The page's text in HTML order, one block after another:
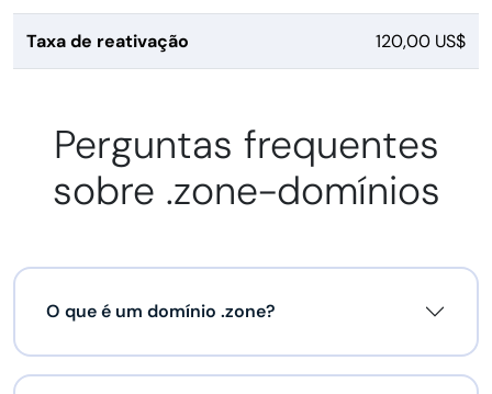
Taxa de reativação 120,00 US$
Perguntas frequentes
sobre .zone-domínios
O que é um domínio .zone?